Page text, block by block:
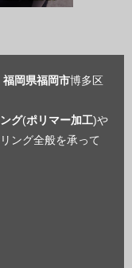
福岡県福岡市博多区
グ(ポリマー加工)や
ング全般を承って